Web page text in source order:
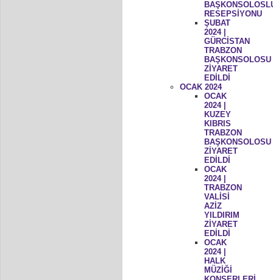
RESEPSİYONU
ŞUBAT
2024 |
GÜRCİSTAN
TRABZON
BAŞKONSOLOSU
ZİYARET
EDİLDİ
OCAK 2024
OCAK
2024 |
KUZEY
KIBRIS
TRABZON
BAŞKONSOLOSU
ZİYARET
EDİLDİ
OCAK
2024 |
TRABZON
VALİSİ
AZİZ
YILDIRIM
ZİYARET
EDİLDİ
OCAK
2024 |
HALK
MÜZİĞİ